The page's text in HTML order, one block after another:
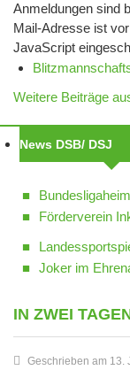
Anmeldungen sind
Mail-Adresse ist
JavaScript
Weitere Beiträge
News DSB/ DSJ
Förderverein
Joker im
IN ZWEI
Geschrieben am 13.